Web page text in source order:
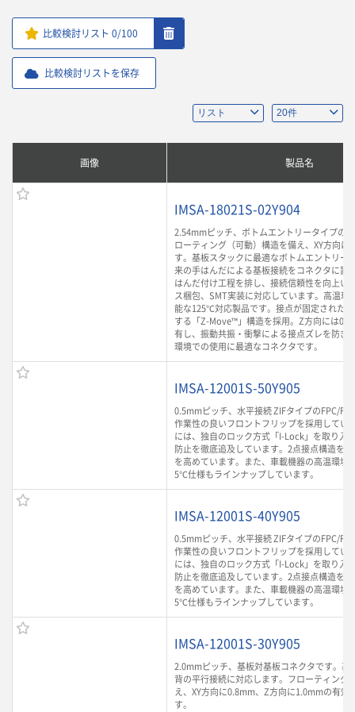
比較検討リスト 0/100
比較検討リストを保存
画像 製品名
IMSA-18021S-02Y904
2.54mmピッチ、ボトムエントリータイプの
ローティング（可動）構造を備え、XY方向に
す。基板スタックに最適なボトムエントリー
来の手はんだによる基板接続をコネクタに置
はんだ付け工程を排し、接続信頼性を向上い
ス梱包、SMT実装に対応しています。高温環
能な125℃対応製品です。接点が固定された
する「Z-Move™」構造を採用。Z方向には
有し、振動共振・衝撃による接点ズレを防ぎ
環境での使用に最適なコネクタです。
IMSA-12001S-50Y905
0.5mmピッチ、水平接続 ZIFタイプのFPC/
作業性の良いフロントフリップを採用してい
には、独自のロック方式「I-Lock」を取り入
防止を徹底追及しています。2点接点構造を
を高めています。また、車載機器の高温環境
5℃仕様もラインナップしています。
IMSA-12001S-40Y905
0.5mmピッチ、水平接続 ZIFタイプのFPC/
作業性の良いフロントフリップを採用してい
には、独自のロック方式「I-Lock」を取り入
防止を徹底追及しています。2点接点構造を
を高めています。また、車載機器の高温環境
5℃仕様もラインナップしています。
IMSA-12001S-30Y905
2.0mmピッチ、基板対基板コネクタです。基
背の平行接続に対応します。フローティング
え、XY方向に0.8mm、Z方向に1.0mmの有効
す。